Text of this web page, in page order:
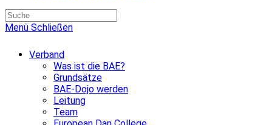
Menü Schließen
Verband
Was ist die BAE?
Grundsätze
BAE-Dojo werden
Leitung
Team